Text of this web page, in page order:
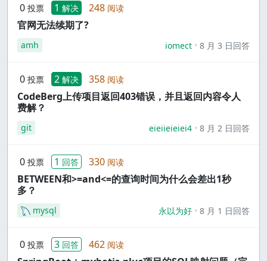
0 投票 1 解决 248 阅读
官网无法续期了?
amh iomect 8 月 3 日回答
0 投票 2 解决 358 阅读
CodeBerg上传项目返回403错误，并且返回内容令人
费解？
git eieiieieiei4 8 月 2 日回答
0 投票 1 回答 330 阅读
BETWEEN和>=and<=的查询时间为什么会差出1秒
多？
mysql 永以为好 8 月 1 日回答
0 投票 3 回答 462 阅读